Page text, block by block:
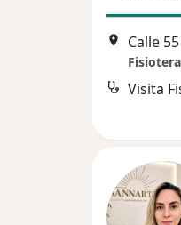
Calle
Visita